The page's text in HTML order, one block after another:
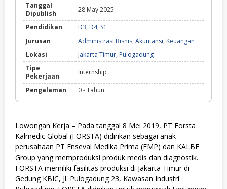
Tanggal
Dipublish
: 28 May 2025
Pendidikan : D3, D4, S1
Jurusan
: Administrasi Bisnis, Akuntansi, Keuangan
Lokasi
: Jakarta Timur, Pulogadung
Tipe
Pekerjaan
: Internship
Pengalaman : 0 - Tahun
Lowongan Kerja – Pada tanggal 8 Mei 2019, PT Forsta
Kalmedic Global (FORSTA) didirikan sebagai anak
perusahaan PT Enseval Medika Prima (EMP) dan KALBE
Group yang memproduksi produk medis dan diagnostik.
FORSTA memiliki fasilitas produksi di Jakarta Timur di
Gedung KBIC, Jl. Pulogadung 23, Kawasan Industri